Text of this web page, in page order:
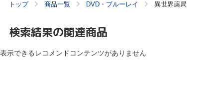
トップ 商品一覧 DVD・ブルーレイ 異世界薬局
検索結果の関連商品
表示できるレコメンドコンテンツがありません